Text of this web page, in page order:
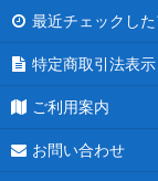
最近チェックし
特定商取引法表示
ご利用案内
お問い合わせ